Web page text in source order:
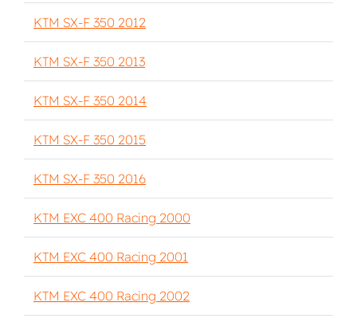
KTM SX-F 350 2012
KTM SX-F 350 2013
KTM SX-F 350 2014
KTM SX-F 350 2015
KTM SX-F 350 2016
KTM EXC 400 Racing 2000
KTM EXC 400 Racing 2001
KTM EXC 400 Racing 2002